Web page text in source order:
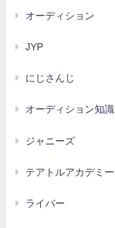
オーディション
JYP
にじさんじ
オーディション知識
ジャニーズ
テアトルアカデミー
ライバー